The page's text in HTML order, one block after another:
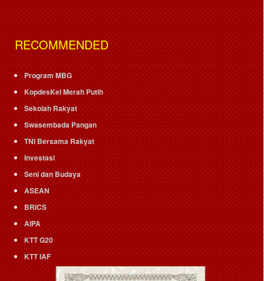
RECOMMENDED
Program MBG
KopdesKel Merah Putih
Sekolah Rakyat
Swasembada Pangan
TNI Bersama Rakyat
Investasi
Seni dan Budaya
ASEAN
BRICS
AIPA
KTT G20
KTT IAF